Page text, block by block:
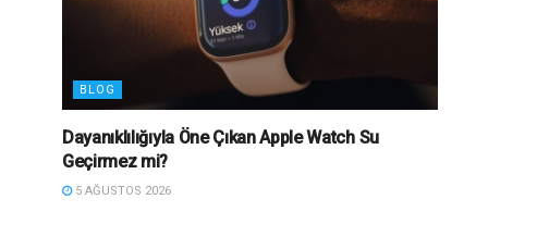
BLOG
Dayanıklılığıyla Öne Çıkan Apple Watch Su
Geçirmez mi?
5 AĞUSTOS 2026